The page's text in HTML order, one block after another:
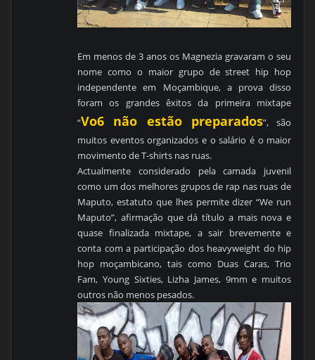
Em menos de 3 anos os Magnezia gravaram o seu
nome como o maior grupo de street hip hop
independente em Moçambique, a prova disso
foram os grandes êxitos da primeira mixtape
“Vo6 não estão preparados”, são
muitos eventos organizados e o salário é o maior
movimento de T-shirts nas ruas.
Actualmente considerado pela camada juvenil
como um dos melhores grupos de rap nas ruas de
Maputo, estatuto que lhes permite dizer “We run
Maputo”, afirmação que dá título a mais nova e
quase finalizada mixtape, a sair brevemente e
conta com a participação dos heavyweight do hip
hop moçambicano, tais como Duas Caras, Trio
Fam, Young Sixties, Lizha James, 9mm e muitos
outros não menos pesados.